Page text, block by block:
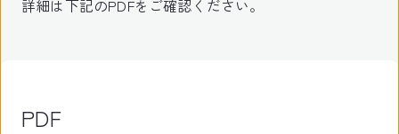
詳細は下記のPDFをご確認ください。
PDF